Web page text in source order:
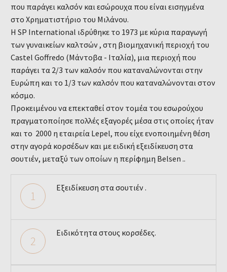
που παράγει καλσόν και εσώρουχα που είναι εισηγμένα
στο Χρηματιστήριο του Μιλάνου.
Η SP International ιδρύθηκε το 1973 με κύρια παραγωγή
των γυναικείων καλτσών , στη βιομηχανική περιοχή του
Castel Goffredo (Μάντοβα - Ιταλία), μια περιοχή που
παράγει τα 2/3 των καλσόν που καταναλώνονται στην
Ευρώπη και το 1/3 των καλσόν που καταναλώνονται στον
κόσμο.
Προκειμένου να επεκταθεί στον τομέα του εσωρούχου
πραγματοποίησε πολλές εξαγορές μέσα στις οποίες ήταν
και το 2000 η εταιρεία Lepel, που είχε ενοποιημένη θέση
στην αγορά κορσέδων και με ειδική εξειδίκευση στα
σουτιέν, μεταξύ των οποίων η περίφημη Belsen ..
1
Εξειδίκευση στα σουτιέν .
2
Ειδικότητα στους κορσέδες.